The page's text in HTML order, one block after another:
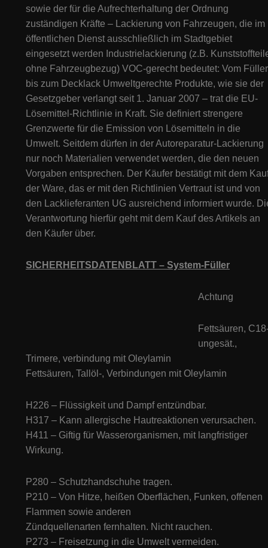
sowie der für die Aufrechterhaltung der Ordnung
zuständigen Kräfte – Lackierung von Fahrzeugen, die im
öffentlichen Dienst ausschließlich im Stadtgebiet
eingesetzt werden Industrielackierung (z.B.
ohne Fahrzeugbezug) VOC-gerecht bedeutet: Vom Füller
bis zum Decklack Umweltgerechte Produkte, wie sie der
Gesetzgeber verlangt seit 1. Januar 2007 – trat die EU-
Lösemittel-Richtlinie in Kraft. Sie definiert strengere
Grenzwerte für die Emission von Lösemitteln in die
Umwelt. Seitdem dürfen in der Autoreparatur-Lackierung
nur noch Materialien verwendet werden, die den neuen
Vorgaben entsprechen. Der Käufer bestätigt mit dem
der Ware, das er mit den Richtlinien Vertraut ist und von
den Lacklieferanten UG ausreichend informiert wurde.
Verantwortung hierfür geht mit dem Kauf des Artikels an
den Käufer über.
SICHERHEITSDATENBLATT – System-Füller
Achtung
Fettsäuren,
ungesät.,
Trimere, verbindung mit Oleylamin
Fettsäuren, Tallöl-, Verbindungen mit Oleylamin
H226 – Flüssigkeit und Dampf entzündbar.
H317 – Kann allergische Hautreaktionen verursachen.
H411 – Giftig für Wasserorganismen, mit langfristiger
Wirkung.
P280 – Schutzhandschuhe tragen.
P210 – Von Hitze, heißen Oberflächen, Funken, offenen
Flammen sowie anderen
Zündquellenarten fernhalten. Nicht rauchen.
P273 – Freisetzung in die Umwelt vermeiden.